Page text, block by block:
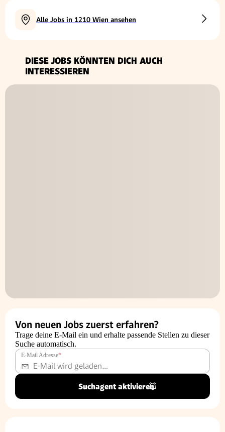
Alle Jobs in 1210 Wien ansehen
DIESE JOBS KÖNNTEN DICH AUCH
INTERESSIEREN
Von neuen Jobs zuerst erfahren?
Trage deine E-Mail ein und erhalte passende Stellen zu dieser
Suche automatisch.
E-Mail Adresse*
Suchagent aktivieren